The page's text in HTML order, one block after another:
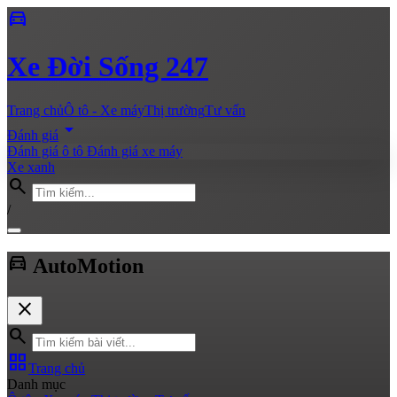
directions_car
Xe Đời Sống 247
Trang chủÔ tô - Xe máyThị trườngTư vấn
Đánh giá arrow_drop_down
Đánh giá ô tô Đánh giá xe máy
Xe xanh
search
/
directions_car AutoMotion
close
search
grid_viewTrang chủ
Danh mục